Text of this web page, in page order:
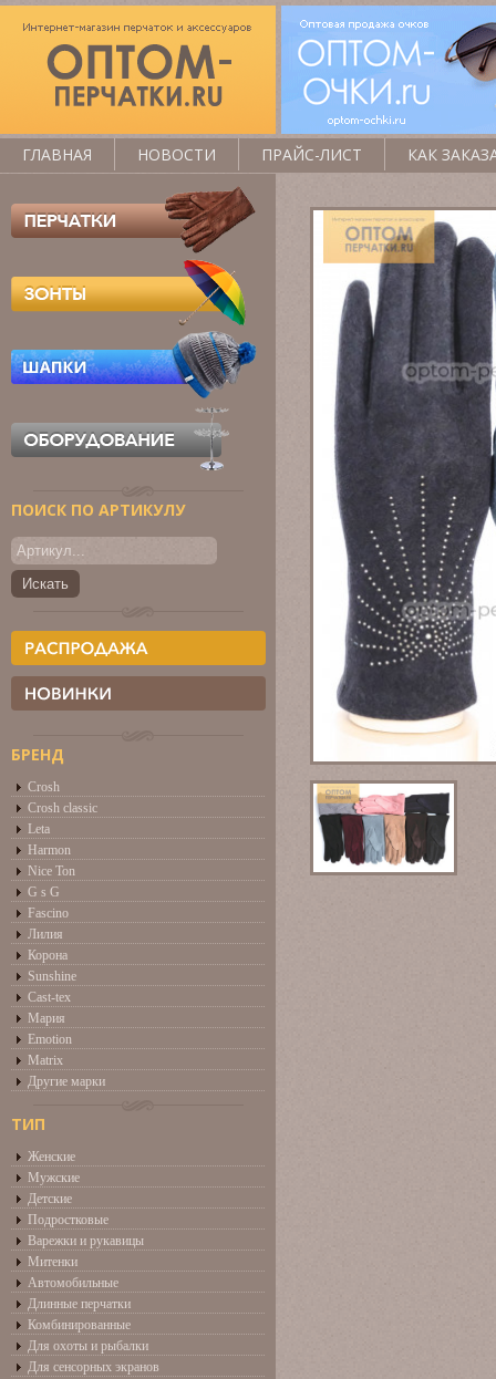
ПОИСК ПО АРТИКУЛУ
БРЕНД
Crosh
Crosh classic
Leta
Harmon
Nice Ton
G s G
Fascino
Лилия
Корона
Sunshine
Cast-tex
Мария
Emotion
Matrix
Другие марки
ТИП
Женские
Мужские
Детские
Подростковые
Варежки и рукавицы
Митенки
Автомобильные
Длинные перчатки
Комбинированные
Для охоты и рыбалки
Для сенсорных экранов
ГЛАВНАЯ НОВОСТИ ПРАЙС-ЛИСТ КАК